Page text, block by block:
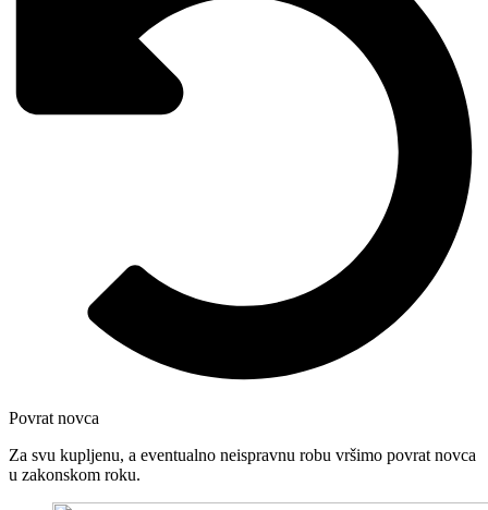
Povrat novca
Za svu kupljenu, a eventualno neispravnu robu vršimo povrat novca
u zakonskom roku.